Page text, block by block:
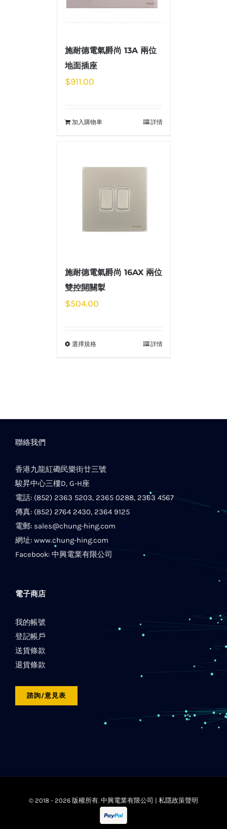
施耐德電氣爵尚 13A 兩位
地面插座
$911.00
加入購物車 詳情
施耐德電氣爵尚 16AX 兩位
雙控開關掣
$504.00
選擇規格 詳情
聯絡我們
香港九龍紅磡民樂街廿三號
駿昇中心三樓D, G-H座
電話: (852) 2363 5203, 2365 0288, 2363 4567
傳真: (852) 2764 2430, 2364 9125
電郵: sales@chung-hing.com
網址: www.chung-hing.com
Facebook: 中興電業有限公司
電子商店
我的帳號
登記帳戶
送貨條款
退貨條款
諮詢/意見表
© 2018 - 2026 版權所有. 中興電業有限公司 | 私隱政策聲明